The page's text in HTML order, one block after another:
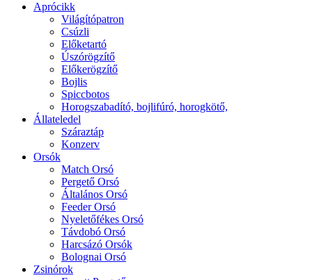
Aprócikk
Világítópatron
Csúzli
Előketartó
Úszórögzítő
Előkerögzítő
Bojlis
Spiccbotos
Horogszabadító, bojlifúró, horogkötő,
Állateledel
Száraztáp
Konzerv
Orsók
Match Orsó
Pergető Orsó
Általános Orsó
Feeder Orsó
Nyeletőfékes Orsó
Távdobó Orsó
Harcsázó Orsók
Bolognai Orsó
Zsinórok